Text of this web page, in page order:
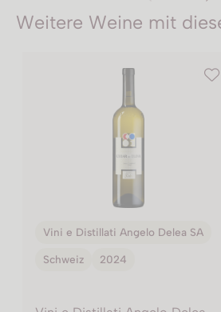
Weitere Weine mit
Vini e Distillati Angelo Delea SA
Schweiz 2022